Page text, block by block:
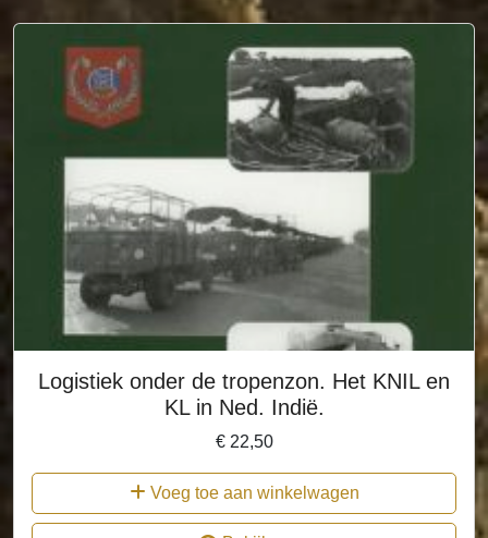
Logistiek onder de tropenzon. Het KNIL en
KL in Ned. Indië.
€22,50
Voeg toe aan winkelwagen